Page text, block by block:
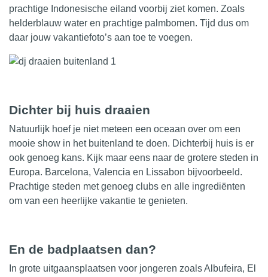
prachtige Indonesische eiland voorbij ziet komen. Zoals
helderblauw water en prachtige palmbomen. Tijd dus om
daar jouw vakantiefoto’s aan toe te voegen.
Dichter bij huis draaien
Natuurlijk hoef je niet meteen een oceaan over om een
mooie show in het buitenland te doen. Dichterbij huis is er
ook genoeg kans. Kijk maar eens naar de grotere steden in
Europa. Barcelona, Valencia en Lissabon bijvoorbeeld.
Prachtige steden met genoeg clubs en alle ingrediënten
om van een heerlijke vakantie te genieten.
En de badplaatsen dan?
In grote uitgaansplaatsen voor jongeren zoals Albufeira, El